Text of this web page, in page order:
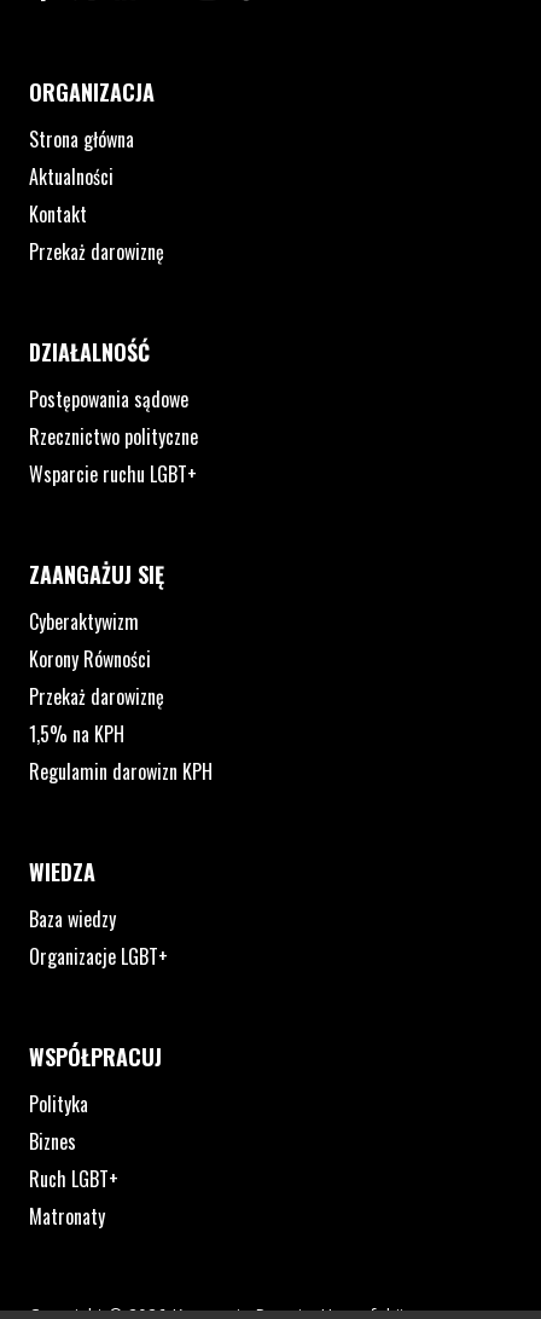
ORGANIZACJA
Strona główna
Aktualności
Kontakt
Przekaż darowiznę
DZIAŁALNOŚĆ
Postępowania sądowe
Rzecznictwo polityczne
Wsparcie ruchu LGBT+
ZAANGAŻUJ SIĘ
Cyberaktywizm
Korony Równości
Przekaż darowiznę
1,5% na KPH
Regulamin darowizn KPH
WIEDZA
Baza wiedzy
Organizacje LGBT+
WSPÓŁPRACUJ
Polityka
Biznes
Ruch LGBT+
Matronaty